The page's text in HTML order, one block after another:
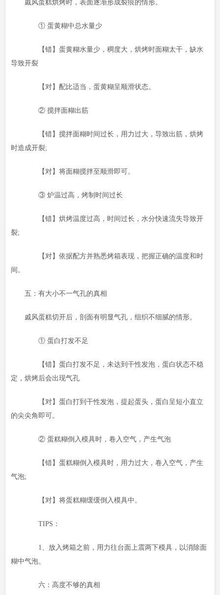
戚风蛋糕烘烤时，表面逐渐形成裂痕的情形。
① 蛋黄糊中总水量少
【错】蛋黄糊水量少，稠度大，烘烤时面糊太干，缺水
导致开裂
【对】配比适当，蛋黄糊呈顺滑状态。
② 搅拌面糊出筋
【错】搅拌面糊时间过长，用力过大，导致出筋，烘烤
时造成开裂;
【对】将面糊搅拌至顺滑即可。
③ 炉温过高，烤制时间过长
【错】烘烤温度过高，时间过长，水分快速流失导致开
裂;
【对】依据配方并熟悉烤箱表现，把握正确的温度和时
间。
五：有大小不一气孔的真相
戚风蛋糕切开后，剖面有明显气孔，组织不细腻的情形。
① 蛋白打发不足
【错】蛋白打发不足，未达到干性发泡，蛋白状态不稳
定，烘烤后会出现气孔
【对】蛋白打到干性发泡，提起蛋头，蛋白呈短小直立
的尖尖角即可。
② 蛋糕糊倒入模具时，卷入空气，产生气泡
【错】蛋糕糊倒入模具时，用力过大，卷入空气，产生
气泡;
【对】将蛋糕糊缓缓倒入模具中。
TIPS：
1、放入烤箱之前，用力往台面上震两下模具，以消除面
糊中气泡。
六：高度不够的真相